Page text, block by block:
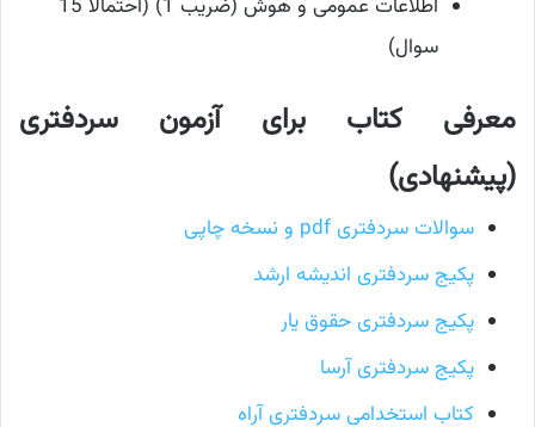
اطلاعات عمومی و هوش (ضریب 1) (احتمالا 15
سوال)
معرفی کتاب برای آزمون سردفتری
(پیشنهادی)
سوالات سردفتری pdf و نسخه چاپی
پکیج سردفتری اندیشه ارشد
پکیج سردفتری حقوق یار
پکیج سردفتری آرسا
کتاب استخدامی سردفتری آراه